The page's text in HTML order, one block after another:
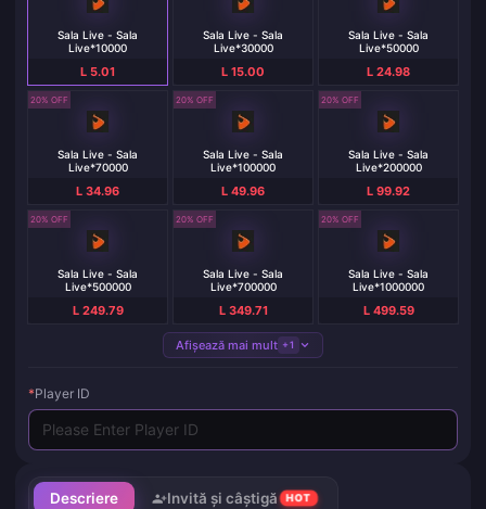
Descriere Invită și câștigă HOT
Sala Live - Sala
Live*10000
L 5.01
Sala Live - Sala
Live*30000
L 15.00
Sala Live - Sala
Live*50000
L 24.98
20% OFF
Sala Live - Sala
Live*70000
L 34.96
20% OFF
Sala Live - Sala
Live*100000
L 49.96
20% OFF
Sala Live - Sala
Live*200000
L 99.92
20% OFF
Sala Live - Sala
Live*500000
L 249.79
20% OFF
Sala Live - Sala
Live*700000
L 349.71
20% OFF
Sala Live - Sala
Live*1000000
L 499.59
Afișează mai mult +1
*Player ID